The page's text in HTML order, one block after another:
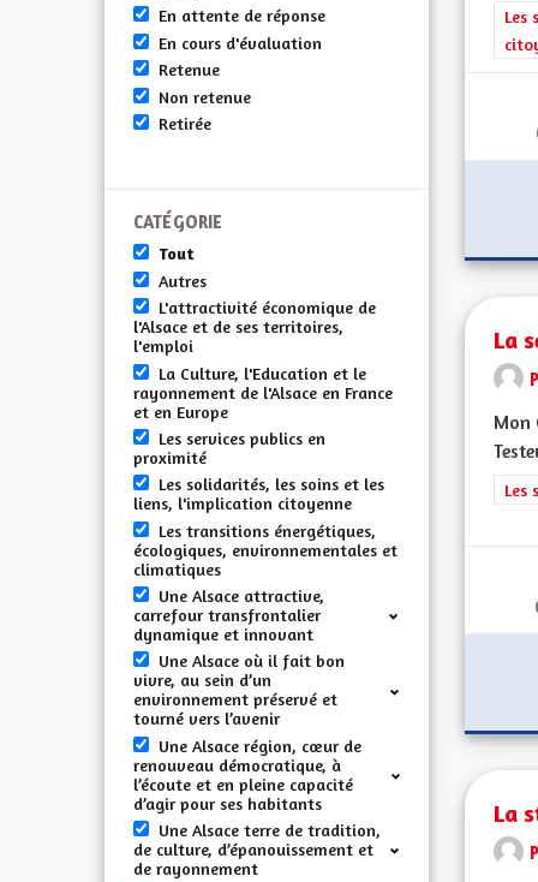
En attente de réponse
En cours d'évaluation
Retenue
Non retenue
Retirée
CATÉGORIE
Tout
Autres
L'attractivité économique de
l'Alsace et de ses territoires,
l'emploi
La Culture, l'Education et le
rayonnement de l'Alsace en France
et en Europe
Les services publics en
proximité
Les solidarités, les soins et les
liens, l'implication citoyenne
Les transitions énergétiques,
écologiques, environnementales et
climatiques
Une Alsace attractive,
carrefour transfrontalier
dynamique et innovant
Une Alsace où il fait bon
vivre, au sein d’un
environnement préservé et
tourné vers l’avenir
Une Alsace région, cœur de
renouveau démocratique, à
l’écoute et en pleine capacité
d’agir pour ses habitants
Une Alsace terre de tradition,
de culture, d’épanouissement et
de rayonnement
Les
La
Mon
Les
La